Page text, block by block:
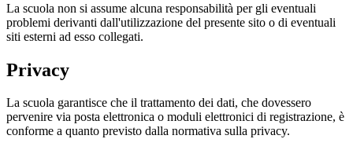
La scuola non si assume alcuna responsabilità per gli eventuali
problemi derivanti dall'utilizzazione del presente sito o di eventuali
siti esterni ad esso collegati.
Privacy
La scuola garantisce che il trattamento dei dati, che dovessero
pervenire via posta elettronica o moduli elettronici di registrazione, è
conforme a quanto previsto dalla normativa sulla privacy.